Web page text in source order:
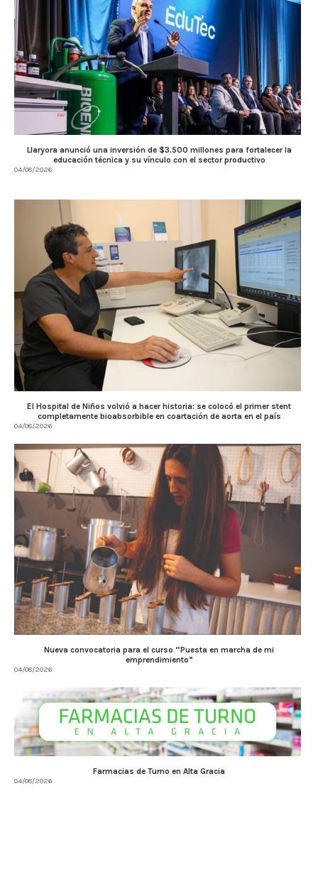
Llaryora anunció una inversión de $3.500 millones para fortalecer la
educación técnica y su vínculo con el sector productivo
04/08/2026
El Hospital de Niños volvió a hacer historia: se colocó el primer stent
completamente bioabsorbible en coartación de aorta en el país
04/08/2026
Nueva convocatoria para el curso “Puesta en marcha de mi
emprendimiento”
04/08/2026
Farmacias de Turno en Alta Gracia
04/08/2026